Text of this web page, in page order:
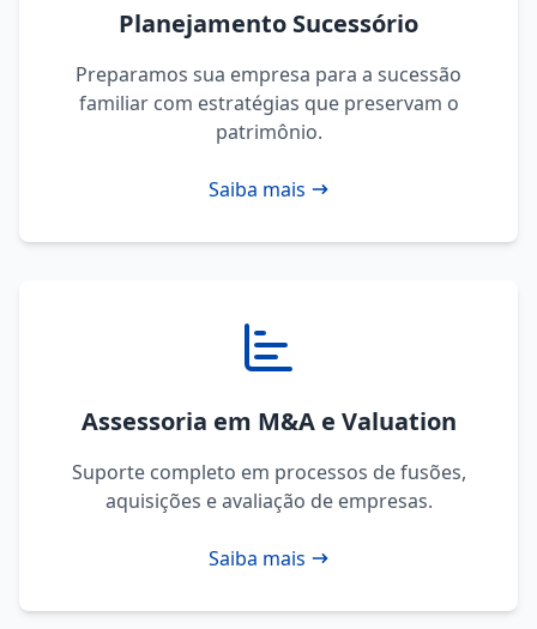
Planejamento Sucessório
Preparamos sua empresa para a sucessão
familiar com estratégias que preservam o
patrimônio.
Saiba mais
Assessoria em M&A e Valuation
Suporte completo em processos de fusões,
aquisições e avaliação de empresas.
Saiba mais